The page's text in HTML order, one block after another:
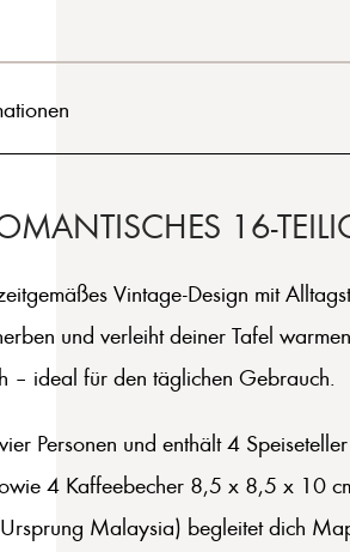
16-
Vintage-Design mit
und verleiht deiner Tafel
– ideal für den täglichen Gebrauch.
vier Personen und enthält 4
4 Kaffeebecher 8,5 x 8,5 x 10
Malaysia) begleitet dich